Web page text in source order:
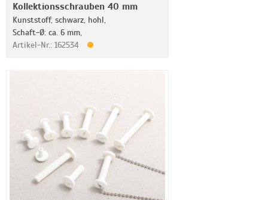
Kollektionsschrauben 40 mm
Kunststoff, schwarz, hohl,
Schaft-Ø: ca. 6 mm,
Artikel-Nr.: 162534